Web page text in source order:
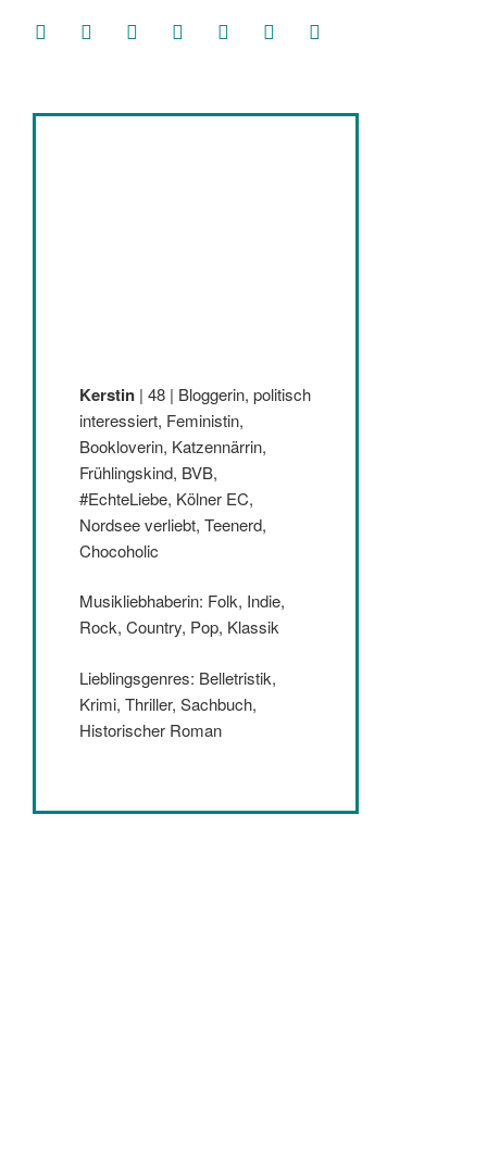
facebooksoundcloud
twitter mastodoninstagramthreads goodreads
Kerstin | 48 | Bloggerin, politisch
interessiert, Feministin,
Bookloverin, Katzennärrin,
Frühlingskind, BVB,
#EchteLiebe, Kölner EC,
Nordsee verliebt, Teenerd,
Chocoholic
Musikliebhaberin: Folk, Indie,
Rock, Country, Pop, Klassik
Lieblingsgenres: Belletristik,
Krimi, Thriller, Sachbuch,
Historischer Roman